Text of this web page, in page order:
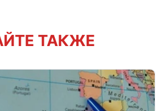
ТАКЖЕ